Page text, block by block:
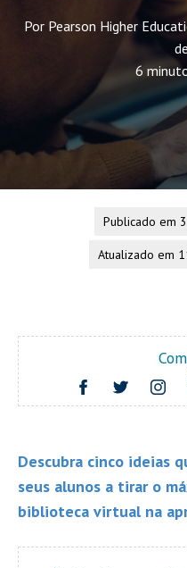
Por Pearson Higher
6
Publicado em
Atualizado em
Descubra cinco ideias
seus alunos a tirar o
biblioteca virtual na